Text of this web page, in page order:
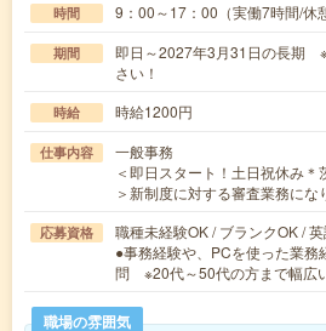
時間 9：00～17：00（実働7時間/休
期間
即日～2027年3月31日の長期
さい！
時給 時給1200円
仕事内容
一般事務
＜即日スタート！土日祝休み
＞新制度に対する審査業務に
応募資格
職種未経験OK / ブランクOK /
●事務経験や、PCを使った業務
問 ※20代～50代の方まで幅広
職場の雰囲気